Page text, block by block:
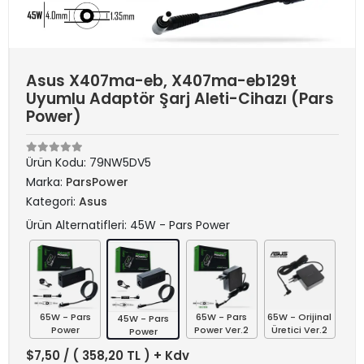
Asus X407ma-eb, X407ma-eb129t
Uyumlu Adaptör Şarj Aleti-Cihazı (Pars
Power)
Ürün Kodu: 79NW5DV5
Marka: ParsPower
Kategori: Asus
Ürün Alternatifleri: 45W - Pars Power
65W - Pars
Power
45W - Pars
Power
65W - Pars
Power Ver.2
65W - Orijinal
Üretici Ver.2
$7,50 / ( 358,20 TL ) + Kdv